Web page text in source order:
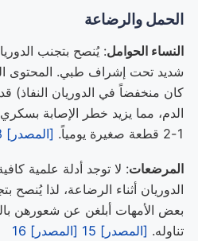
الحمل والرضاعة
النساء الحوامل: يُنصح بتجنب
شديد تحت إشراف طبي. المحتوى
كان منخفضاً في الدوريان
الدم، مما يزيد خطر الإصابة
1-2 قطعة صغيرة يومياً.
[المصدر] 18
المرضعات: لا توجد أدلة علمية
الدوريان أثناء الرضاعة، لذا يُنصح
بعض الأمهات أبلغن عن شعورهن
تناوله. [المصدر] 15 [المصدر] 16